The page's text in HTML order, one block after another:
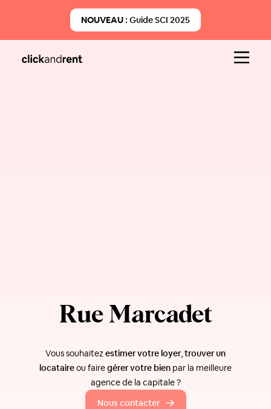
NOUVEAU : Guide SCI 2025
Rue Marcadet
Vous souhaitezestimer votre loyer,trouver un
locataireou fairegérer votre bien par la meilleure
agence de la capitale ?
Nous contacter